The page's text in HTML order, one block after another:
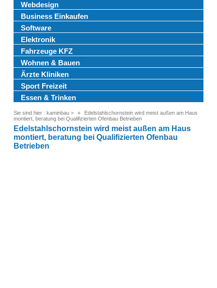
Webdesign
Business Einkaufen
Software
Elektronik
Fahrzeuge KFZ
Wohnen & Bauen
Ärzte Kliniken
Sport Freizeit
Essen & Trinken
Sie sind hier : kaminbau >
Edelstahlschornstein wird meist außen am Haus
montiert, beratung bei Qualifizierten Ofenbau Betrieben
Edelstahlschornstein wird meist außen am Haus
montiert, beratung bei Qualifizierten Ofenbau
Betrieben